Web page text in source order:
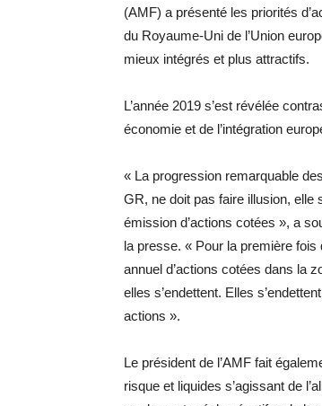
(AMF) a présenté les priorités
du Royaume-Uni de l’Union
mieux intégrés et plus attractifs.
L’année 2019 s’est révélée
économie et de l’intégration
« La progression remarquable
GR, ne doit pas faire illusion, elle
émission d’actions cotées », a
la presse. « Pour la première
annuel d’actions cotées dans la
elles s’endettent. Elles
actions ».
Le président de l’AMF fait
risque et liquides s’agissant de